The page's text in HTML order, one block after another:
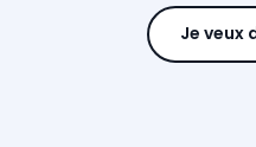
Je veux